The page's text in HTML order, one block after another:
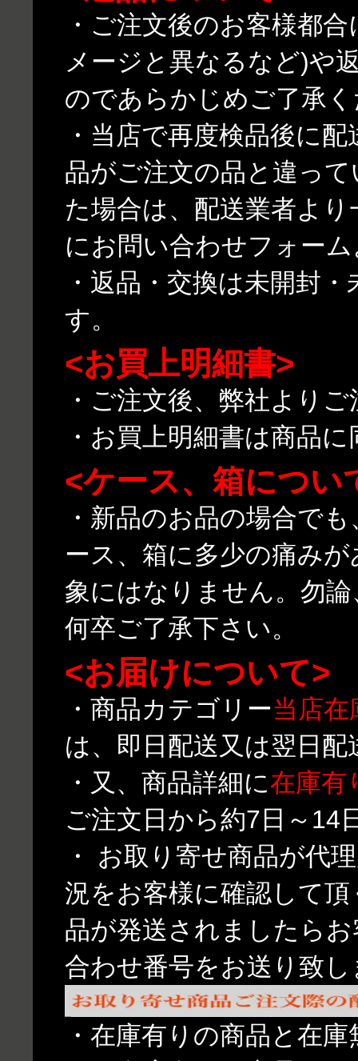
・ご注文後のお客様都
メージと異なるなど)や
のであらかじめご了承
・当店で再度検品後に
品がご注文の品と違っ
た場合は、配送業者よ
にお問い合わせフォー
・返品・交換は未開封
す。
<お買上明細書>
・ご注文後、弊社より
・お買上明細書は商品
<ケース、箱につい
・新品のお品の場合で
ース、箱に多少の痛み
象にはなりません。勿
何卒ご了承下さい。
<お届けについて>
・商品カテゴリー当店在
は、即日配送又は翌日
・又、商品詳細に在庫有
ご注文日から約7日～14
・ お取り寄せ商品が代
況をお客様に確認して
品が発送されましたら
合わせ番号をお送り致し
・在庫有りの商品と在